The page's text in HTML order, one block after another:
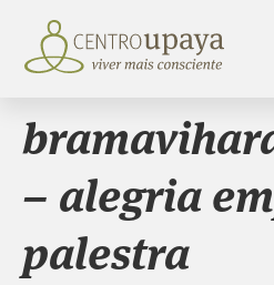
– alegria
palestra